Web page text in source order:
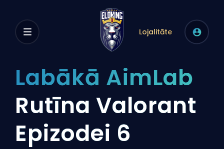
Lojalitāte
Labākā AimLab
Rutīna Valorant
Epizodei 6